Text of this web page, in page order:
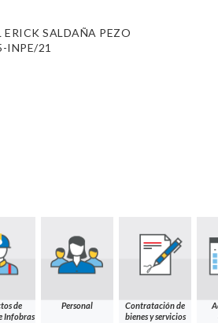
ERICK SALDAÑA PEZO
INPE/21
de
Infobras
Personal
Contratación de
bienes y servicios